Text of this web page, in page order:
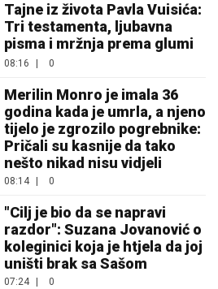
Tajne iz života Pavla Vuisića:
Tri testamenta, ljubavna
pisma i mržnja prema glumi
08:16 0
Merilin Monro je imala 36
godina kada je umrla, a njeno
tijelo je zgrozilo pogrebnike:
Pričali su kasnije da tako
nešto nikad nisu vidjeli
08:14 0
"Cilj je bio da se napravi
razdor": Suzana Jovanović o
koleginici koja je htjela da joj
uništi brak sa Sašom
07:24 0